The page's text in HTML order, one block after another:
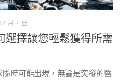
月 7 日
選擇讓您輕鬆獲得所需
時可能出現，無論是突發的醫